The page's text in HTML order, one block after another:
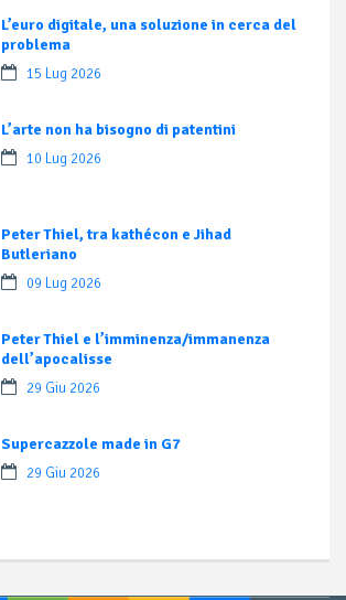
L’euro digitale, una soluzione in cerca del
problema
15 Lug 2026
L’arte non ha bisogno di patentini
10 Lug 2026
Peter Thiel, tra kathécon e Jihad
Butleriano
09 Lug 2026
Peter Thiel e l’imminenza/immanenza
dell’apocalisse
29 Giu 2026
Supercazzole made in G7
29 Giu 2026